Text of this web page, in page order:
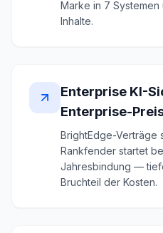
Marke in 7
Inhalte.
Enterprise KI-
Enterprise-
BrightEdge-Verträge
Rankfender startet
Jahresbindung —
Bruchteil der Kosten.